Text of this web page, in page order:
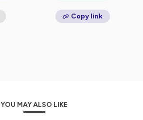
Copy link
YOU MAY ALSO LIKE